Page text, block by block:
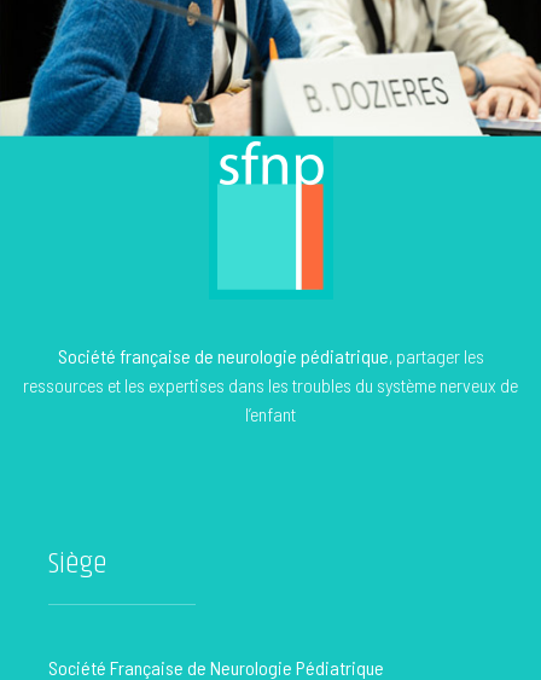
Société française de neurologie pédiatrique, partager les
ressources et les expertises dans les troubles du système nerveux de
l’enfant
Siège
Société Française de Neurologie Pédiatrique